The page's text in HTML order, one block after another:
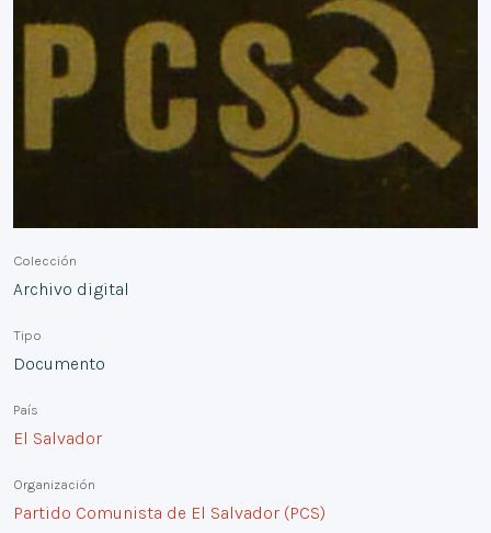
Colección
Archivo digital
Tipo
Documento
País
El Salvador
Organización
Partido Comunista de El Salvador (PCS)